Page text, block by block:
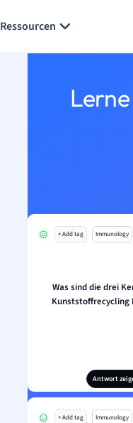
Ressourcen
+ Add tag Immunology
Was sind die drei
Kunststoffrecycling
Antwort
+ Add tag Immunology